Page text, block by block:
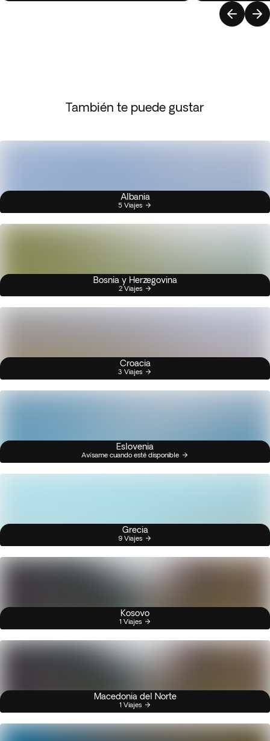
También te puede gustar
Albania
5 Viajes
Bosnia y Herzegovina
2 Viajes
Croacia
3 Viajes
Eslovenia
Avísame cuando esté disponible
Grecia
9 Viajes
Kosovo
1 Viajes
Macedonia del Norte
1 Viajes